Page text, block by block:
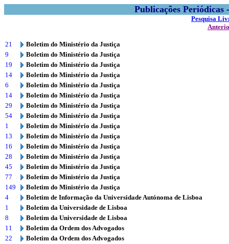
Publicações
Pesquisa
21
Boletim do Ministério da Justiça
9
Boletim do Ministério da Justiça
19
Boletim do Ministério da Justiça
14
Boletim do Ministério da Justiça
6
Boletim do Ministério da Justiça
14
Boletim do Ministério da Justiça
29
Boletim do Ministério da Justiça
54
Boletim do Ministério da Justiça
1
Boletim do Ministério da Justiça
13
Boletim do Ministério da Justiça
16
Boletim do Ministério da Justiça
28
Boletim do Ministério da Justiça
45
Boletim do Ministério da Justiça
77
Boletim do Ministério da Justiça
149
Boletim do Ministério da Justiça
4
Boletim de Informação da Universidade Autónoma de Lisboa
1
Boletim da Universidade de Lisboa
8
Boletim da Universidade de Lisboa
11
Boletim da Ordem dos Advogados
22
Boletim da Ordem dos Advogados